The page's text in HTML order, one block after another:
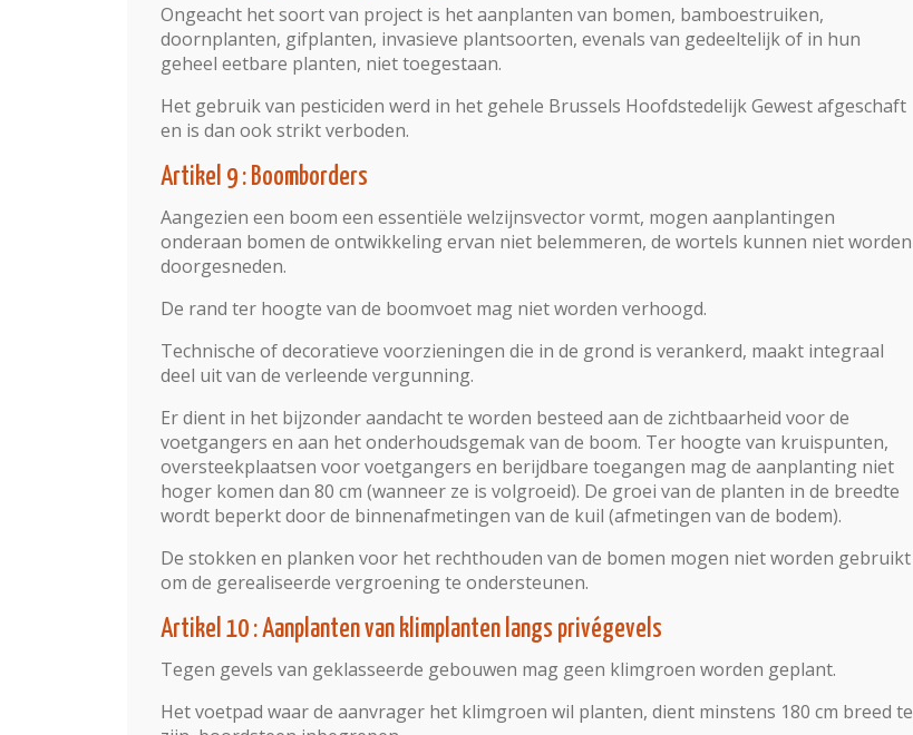
Ongeacht het soort van project is het aanplanten van bomen, bamboestruiken,
doornplanten, gifplanten, invasieve plantsoorten, evenals van gedeeltelijk of in hun
geheel eetbare planten, niet toegestaan.
Het gebruik van pesticiden werd in het gehele Brussels Hoofdstedelijk Gewest afgeschaft
en is dan ook strikt verboden.
Artikel 9 : Boomborders
Aangezien een boom een essentiële welzijnsvector vormt, mogen aanplantingen
onderaan bomen de ontwikkeling ervan niet belemmeren, de wortels kunnen niet worden
doorgesneden.
De rand ter hoogte van de boomvoet mag niet worden verhoogd.
Technische of decoratieve voorzieningen die in de grond is verankerd, maakt integraal
deel uit van de verleende vergunning.
Er dient in het bijzonder aandacht te worden besteed aan de zichtbaarheid voor de
voetgangers en aan het onderhoudsgemak van de boom. Ter hoogte van kruispunten,
oversteekplaatsen voor voetgangers en berijdbare toegangen mag de aanplanting niet
hoger komen dan 80 cm (wanneer ze is volgroeid). De groei van de planten in de breedte
wordt beperkt door de binnenafmetingen van de kuil (afmetingen van de bodem).
De stokken en planken voor het rechthouden van de bomen mogen niet worden gebruikt
om de gerealiseerde vergroening te ondersteunen.
Artikel 10 : Aanplanten van klimplanten langs privégevels
Tegen gevels van geklasseerde gebouwen mag geen klimgroen worden geplant.
Het voetpad waar de aanvrager het klimgroen wil planten, dient minstens 180 cm breed te